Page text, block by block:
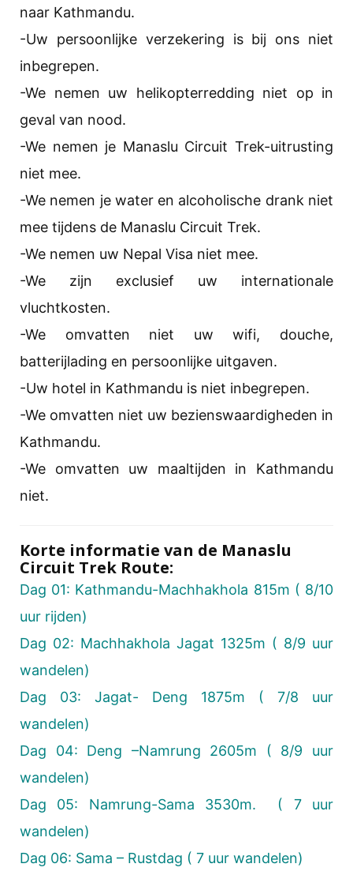
naar Kathmandu.
-Uw persoonlijke verzekering is bij ons niet
inbegrepen.
-We nemen uw helikopterredding niet op in
geval van nood.
-We nemen je Manaslu Circuit Trek-uitrusting
niet mee.
-We nemen je water en alcoholische drank niet
mee tijdens de Manaslu Circuit Trek.
-We nemen uw Nepal Visa niet mee.
-We zijn exclusief uw internationale
vluchtkosten.
-We omvatten niet uw wifi, douche,
batterijlading en persoonlijke uitgaven.
-Uw hotel in Kathmandu is niet inbegrepen.
-We omvatten niet uw bezienswaardigheden in
Kathmandu.
-We omvatten uw maaltijden in Kathmandu
niet.
Korte informatie van de Manaslu
Circuit Trek Route:
Dag 01: Kathmandu-Machhakhola 815m ( 8/10
uur rijden)
Dag 02: Machhakhola Jagat 1325m ( 8/9 uur
wandelen)
Dag 03: Jagat- Deng 1875m ( 7/8 uur
wandelen)
Dag 04: Deng –Namrung 2605m ( 8/9 uur
wandelen)
Dag 05: Namrung-Sama 3530m. ( 7 uur
wandelen)
Dag 06: Sama – Rustdag ( 7 uur wandelen)